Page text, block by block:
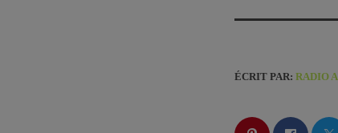
ÉCRIT PAR: RADIO